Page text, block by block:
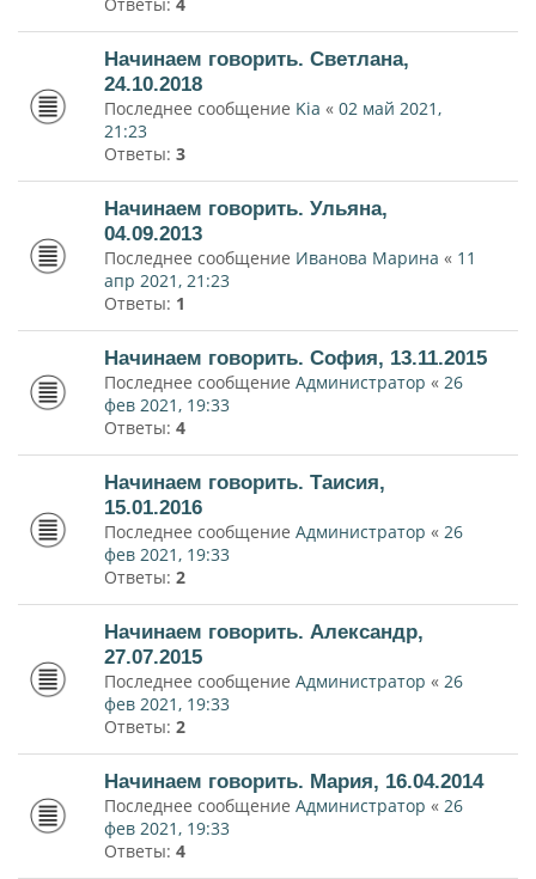
Начинаем говорить. Светлана,
24.10.2018
Последнее сообщение Kia « 02 май 2021,
21:23
Ответы: 3
Начинаем говорить. Ульяна,
04.09.2013
Последнее сообщение Иванова Марина « 11
апр 2021, 21:23
Ответы: 1
Начинаем говорить. София, 13.11.2015
Последнее сообщение Администратор « 26
фев 2021, 19:33
Ответы: 4
Начинаем говорить. Таисия,
15.01.2016
Последнее сообщение Администратор « 26
фев 2021, 19:33
Ответы: 2
Начинаем говорить. Александр,
27.07.2015
Последнее сообщение Администратор « 26
фев 2021, 19:33
Ответы: 2
Начинаем говорить. Мария, 16.04.2014
Последнее сообщение Администратор « 26
фев 2021, 19:33
Ответы: 4